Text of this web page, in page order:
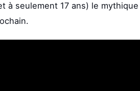
à seulement 17 ans) le mythique